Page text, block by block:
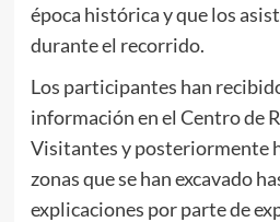
época histórica y que los
durante el recorrido.
Los participantes han
información en el Centro de
Visitantes y posteriormente
zonas que se han excavado
explicaciones por parte de